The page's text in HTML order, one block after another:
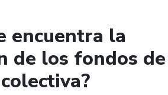
encuentra la
de los fondos de